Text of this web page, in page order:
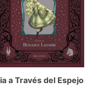
a Través del Espejo